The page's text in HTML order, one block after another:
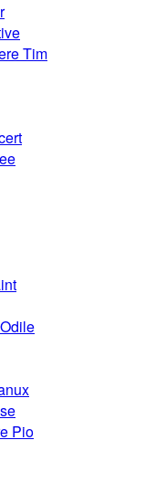
Tim
Pio